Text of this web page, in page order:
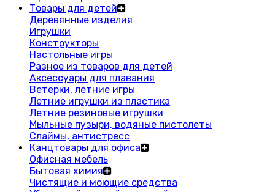
Товары для детей
Деревянные изделия
Игрушки
Конструкторы
Настольные игры
Разное из товаров для детей
Аксессуары для плавания
Ветерки, летние игры
Летние игрушки из пластика
Летние резиновые игрушки
Мыльные пузыри, водяные пистолеты
Слаймы, антистресс
Канцтовары для офиса
Офисная мебель
Бытовая химия
Чистящие и моющие средства